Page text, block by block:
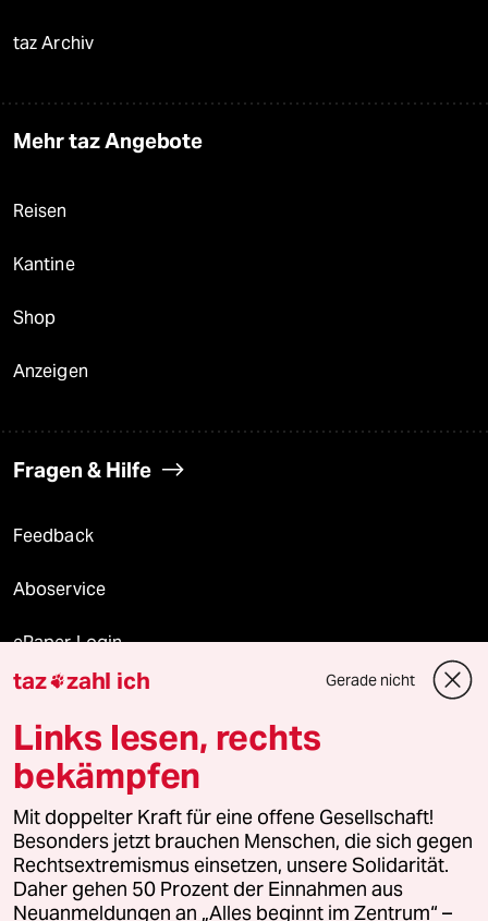
taz Archiv
Mehr taz Angebote
Reisen
Kantine
Shop
Anzeigen
Fragen & Hilfe
Feedback
Aboservice
ePaper Login
Downloads für Abonnierende
© 2026 taz Verlags und Vertriebs GmbH
Alle Rechte vorbehalten. Bei rechtlichen Fragen oder für Genehmigungen
wenden Sie sich bitte an
lizenzen@taz.de
Feedback Redaktionsstatut Kommune-Richtlinien
taz zahl ich Gerade nicht
Links lesen, rechts
bekämpfen
Mit doppelter Kraft für eine offene Gesellschaft!
Besonders jetzt brauchen Menschen, die sich gegen
Rechtsextremismus einsetzen, unsere Solidarität.
Daher gehen 50 Prozent der Einnahmen aus
Neuanmeldungen an „Alles beginnt im Zentrum“ –